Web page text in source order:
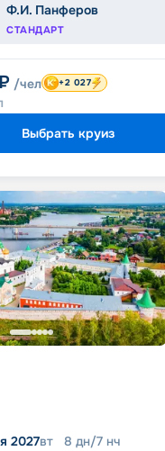
Ф.И. Панферов
СТАНДАРТ
/чел +2 027
Выбрать круиз
2027вт 8 дн/7 нч